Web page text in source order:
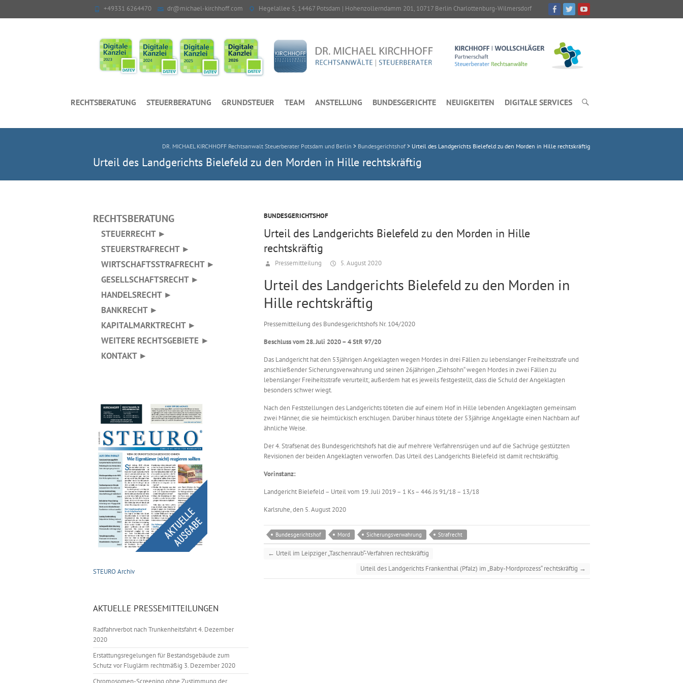
+49331 6264470 dr@michael-kirchhoff.com Hegelallee 5, 14467 Potsdam | Hohenzollerndamm 201, 10717 Berlin Charlottenburg-Wilmersdorf
RECHTSBERATUNG STEUERBERATUNG GRUNDSTEUER TEAM ANSTELLUNG BUNDESGERICHTE NEUIGKEITEN DIGITALE SERVICES
DR. MICHAEL KIRCHHOFF Rechtsanwalt Steuerberater Potsdam und Berlin > Bundesgerichtshof > Urteil des Landgerichts Bielefeld zu den Morden in Hille rechtskräftig
Urteil des Landgerichts Bielefeld zu den Morden in Hille rechtskräftig
BUNDESGERICHTSHOF
Urteil des Landgerichts Bielefeld zu den Morden in Hille
rechtskräftig
Pressemitteilung 5. August 2020
Urteil des Landgerichts Bielefeld zu den Morden in
Hille rechtskräftig
Pressemitteilung des Bundesgerichtshofs Nr. 104/2020
Beschluss vom 28. Juli 2020 – 4 StR 97/20
Das Landgericht hat den 53jährigen Angeklagten wegen Mordes in drei Fällen zu lebenslanger Freiheitsstrafe und
anschließender Sicherungsverwahrung und seinen 26jährigen „Ziehsohn“ wegen Mordes in zwei Fällen zu
lebenslanger Freiheitsstrafe verurteilt; außerdem hat es jeweils festgestellt, dass die Schuld der Angeklagten
besonders schwer wiegt.
Nach den Feststellungen des Landgerichts töteten die auf einem Hof in Hille lebenden Angeklagten gemeinsam
zwei Männer, die sie heimtückisch erschlugen. Darüber hinaus tötete der 53jährige Angeklagte einen Nachbarn auf
ähnliche Weise.
Der 4. Strafsenat des Bundesgerichtshofs hat die auf mehrere Verfahrensrügen und auf die Sachrüge gestützten
Revisionen der beiden Angeklagten verworfen. Das Urteil des Landgerichts Bielefeld ist damit rechtskräftig.
Vorinstanz:
Landgericht Bielefeld – Urteil vom 19. Juli 2019 – 1 Ks – 446 Js 91/18 – 13/18
Karlsruhe, den 5. August 2020
Bundesgerichtshof Mord Sicherungsverwahrung Strafrecht
← Urteil im Leipziger „Taschenraub“-Verfahren rechtskräftig
Urteil des Landgerichts Frankenthal (Pfalz) im „Baby-Mordprozess“ rechtskräftig →
RECHTSBERATUNG
STEUERRECHT ►
STEUERSTRAFRECHT ►
WIRTSCHAFTSSTRAFRECHT ►
GESELLSCHAFTSRECHT ►
HANDELSRECHT ►
BANKRECHT ►
KAPITALMARKTRECHT ►
WEITERE RECHTSGEBIETE ►
KONTAKT ►
STEURO Archiv
AKTUELLE PRESSEMITTEILUNGEN
Radfahrverbot nach Trunkenheitsfahrt4. Dezember
2020
Erstattungsregelungen für Bestandsgebäude zum
Schutz vor Fluglärm rechtmäßig 3. Dezember 2020